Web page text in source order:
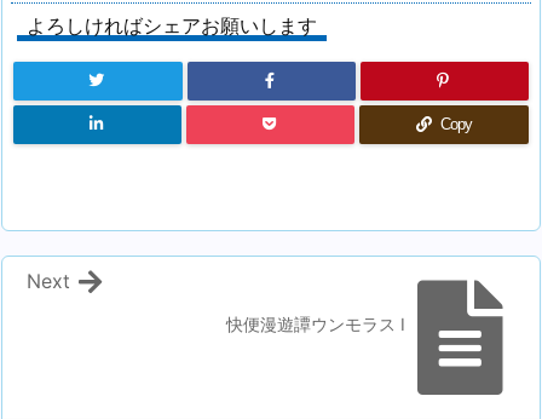
よろしければシェアお願いします
Copy
快便漫遊譚ウンモラス I
Next